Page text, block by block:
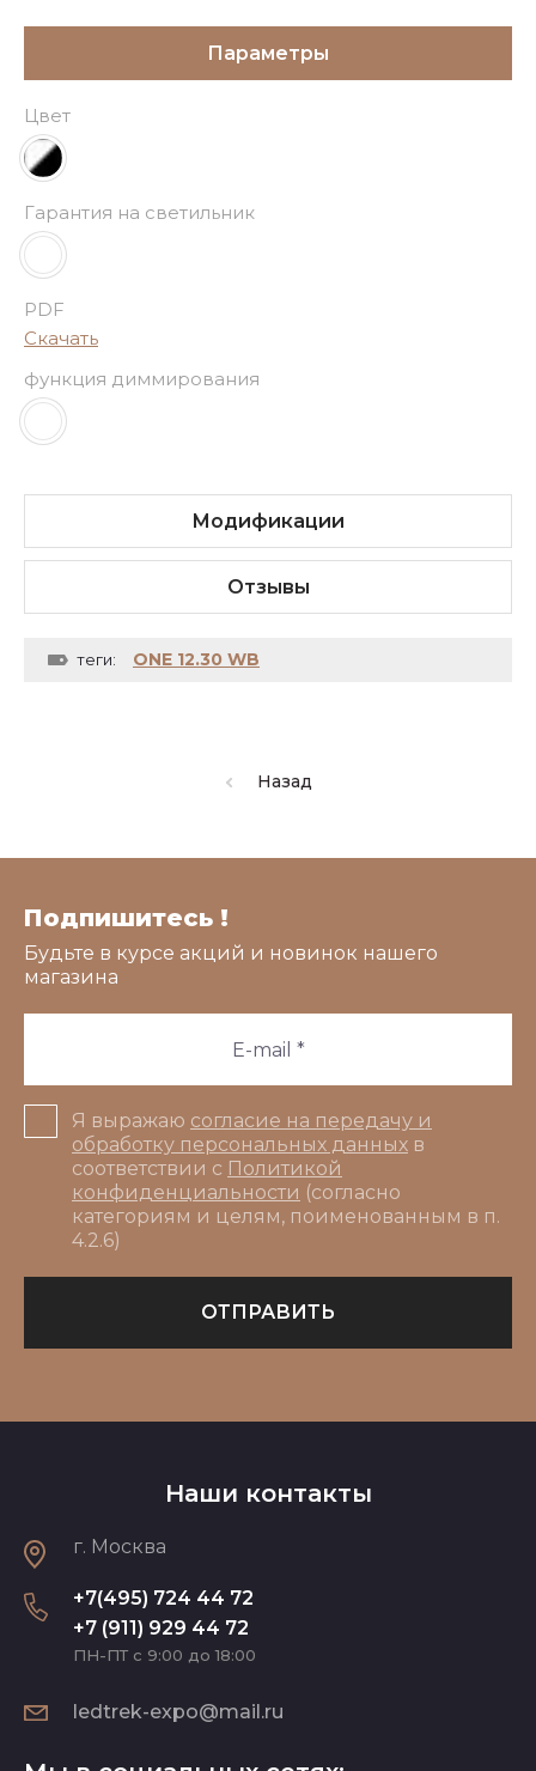
Параметры
Цвет
Гарантия на светильник
PDF
Скачать
функция диммирования
Модификации
Отзывы
теги: ONE 12.30 WB
Назад
Подпишитесь !
Будьте в курсе акций и новинок нашего
магазина
Я выражаю согласие на передачу и
обработку персональных данных в
соответствии с Политикой
конфиденциальности (согласно
категориям и целям, поименованным в п.
4.2.6)
ОТПРАВИТЬ
Наши контакты
г. Москва
+7(495) 724 44 72
+7 (911) 929 44 72
ПН-ПТ с 9:00 до 18:00
ledtrek-expo@mail.ru